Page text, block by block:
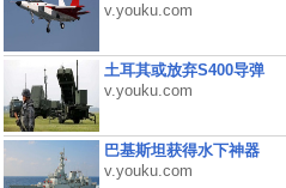
v.youku.com
土耳其或放弃S400导弹
v.youku.com
巴基斯坦获得水下神器
v.youku.com